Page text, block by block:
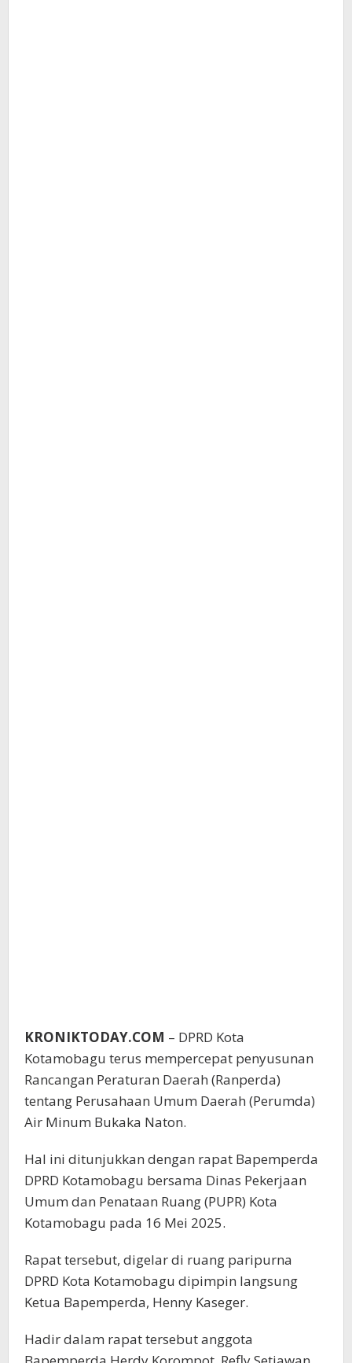
KRONIKTODAY.COM – DPRD Kota
Kotamobagu terus mempercepat penyusunan
Rancangan Peraturan Daerah (Ranperda)
tentang Perusahaan Umum Daerah (Perumda)
Air Minum Bukaka Naton.
Hal ini ditunjukkan dengan rapat Bapemperda
DPRD Kotamobagu bersama Dinas Pekerjaan
Umum dan Penataan Ruang (PUPR) Kota
Kotamobagu pada 16 Mei 2025.
Rapat tersebut, digelar di ruang paripurna
DPRD Kota Kotamobagu dipimpin langsung
Ketua Bapemperda, Henny Kaseger.
Hadir dalam rapat tersebut anggota